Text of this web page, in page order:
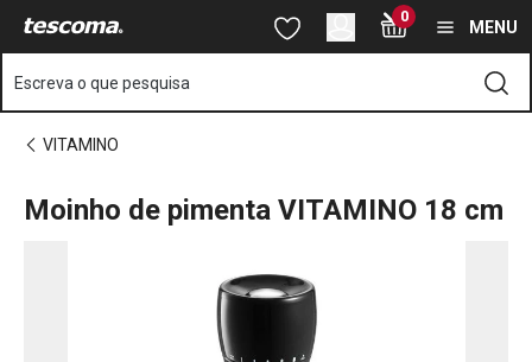
Está na página Moinho de pimenta VITAMINO 18 cm
Saltar para o conteúdo principal
Saltar para a pesquisa
Saltar para a navegação 0
MENU
Escreva o que pesquisa
VITAMINO
Moinho de pimenta VITAMINO 18 cm